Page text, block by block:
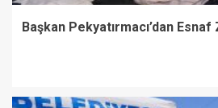
Başkan Pekyatırmacı’dan